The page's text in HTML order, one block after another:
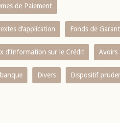
de Paiement
d’application Fonds de
d’Information sur le Crédit Avoirs
Divers Dispositif